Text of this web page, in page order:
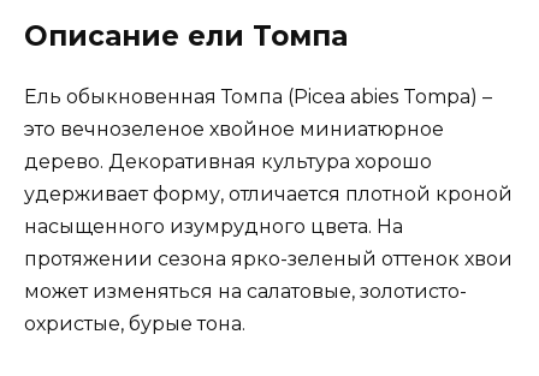
Описание ели Томпа
Ель обыкновенная Томпа (Picea abies Tompa) –
это вечнозеленое хвойное миниатюрное
дерево. Декоративная культура хорошо
удерживает форму, отличается плотной кроной
насыщенного изумрудного цвета. На
протяжении сезона ярко-зеленый оттенок хвои
может изменяться на салатовые, золотисто-
охристые, бурые тона.